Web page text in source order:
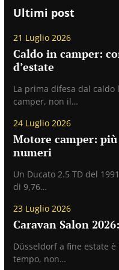
Ultimi post
21 Luglio 2026
Caldo in camper:
d’estate
La prima difesa dal
camper, non il…
24 Luglio 2026
Motore camper:
numeri
Un Ducato 2.5 TD del
di 9,76…
23 Luglio 2026
Caravan Salon
Düsseldorf a fine estate
tempo, non…